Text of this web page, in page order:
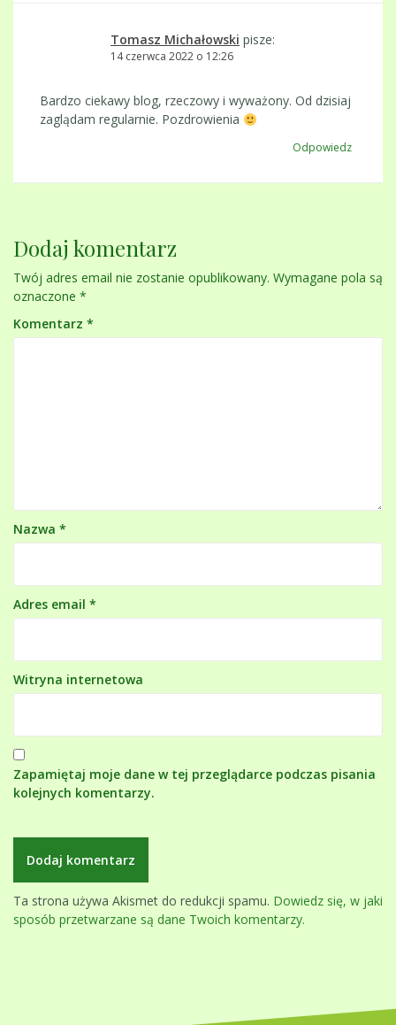
Tomasz Michałowski pisze:
14 czerwca 2022 o 12:26
Bardzo ciekawy blog, rzeczowy i wyważony. Od dzisiaj
zaglądam regularnie. Pozdrowienia
Odpowiedz
Dodaj komentarz
Twój adres email nie zostanie opublikowany. Wymagane pola są
oznaczone *
Komentarz *
Nazwa *
Adres email *
Witryna internetowa
Zapamiętaj moje dane w tej przeglądarce podczas pisania
kolejnych komentarzy.
Ta strona używa Akismet do redukcji spamu. Dowiedz się, w jaki
sposób przetwarzane są dane Twoich komentarzy.